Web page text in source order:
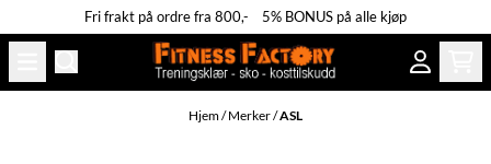
Hopp til innholdFri frakt på ordre fra 800,- 5% BONUS på alle kjøp
Hjem/Merker/ASL